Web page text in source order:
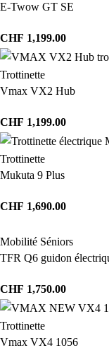
E-Twow GT SE
CHF 1,199.00
Trottinette
Vmax VX2 Hub
CHF 1,199.00
Trottinette
Mukuta 9 Plus
CHF 1,690.00
Mobilité Séniors
TFR Q6 guidon
CHF 1,750.00
Trottinette
Vmax VX4 1056